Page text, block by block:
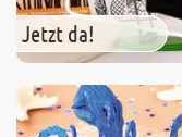
Jetzt da!